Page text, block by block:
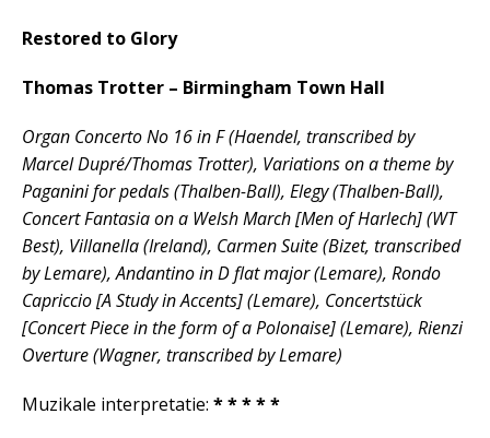
Restored to Glory
Thomas Trotter – Birmingham Town Hall
Organ Concerto No 16 in F (Haendel, transcribed by
Marcel Dupré/Thomas Trotter), Variations on a theme by
Paganini for pedals (Thalben-Ball), Elegy (Thalben-Ball),
Concert Fantasia on a Welsh March [Men of Harlech] (WT
Best), Villanella (Ireland), Carmen Suite (Bizet, transcribed
by Lemare), Andantino in D flat major (Lemare), Rondo
Capriccio [A Study in Accents] (Lemare), Concertstück
[Concert Piece in the form of a Polonaise] (Lemare), Rienzi
Overture (Wagner, transcribed by Lemare)
Muzikale interpretatie: * * * * *